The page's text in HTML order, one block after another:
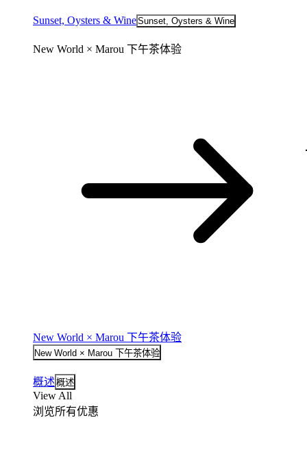
Sunset, Oysters & WineSunset, Oysters & Wine
New World × Marou 下午茶体验
New World × Marou 下午茶体验
New World × Marou 下午茶体验
概述 概述
View All
浏览所有优惠